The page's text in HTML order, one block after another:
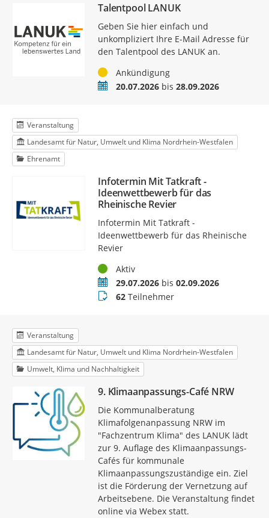
Talentpool LANUK
Geben Sie hier einfach und
unkompliziert Ihre E-Mail Adresse für
den Talentpool des LANUK an.
StatusAnkündigung
Termin20.07.2026bis 28.09.2026
Veranstaltung
Landesamt für Natur, Umwelt und Klima Nordrhein-Westfalen
Ehrenamt
Infotermin Mit Tatkraft -
Ideenwettbewerb für das
Rheinische Revier
Infotermin Mit Tatkraft -
Ideenwettbewerb für das Rheinische
Revier
StatusAktiv
Termin29.07.2026bis 02.09.2026
Teilnehmer
62Teilnehmer
Veranstaltung
Landesamt für Natur, Umwelt und Klima Nordrhein-Westfalen
Umwelt, Klima und Nachhaltigkeit
9. Klimaanpassungs-Café NRW
Die Kommunalberatung
Klimafolgenanpassung NRW im
"Fachzentrum Klima" des LANUK lädt
zur 9. Auflage des Klimaanpassungs-
Cafés für kommunale
Klimaanpassungszuständige ein. Ziel
ist die Förderung der Vernetzung auf
Arbeitsebene. Die Veranstaltung findet
online via Webex statt.